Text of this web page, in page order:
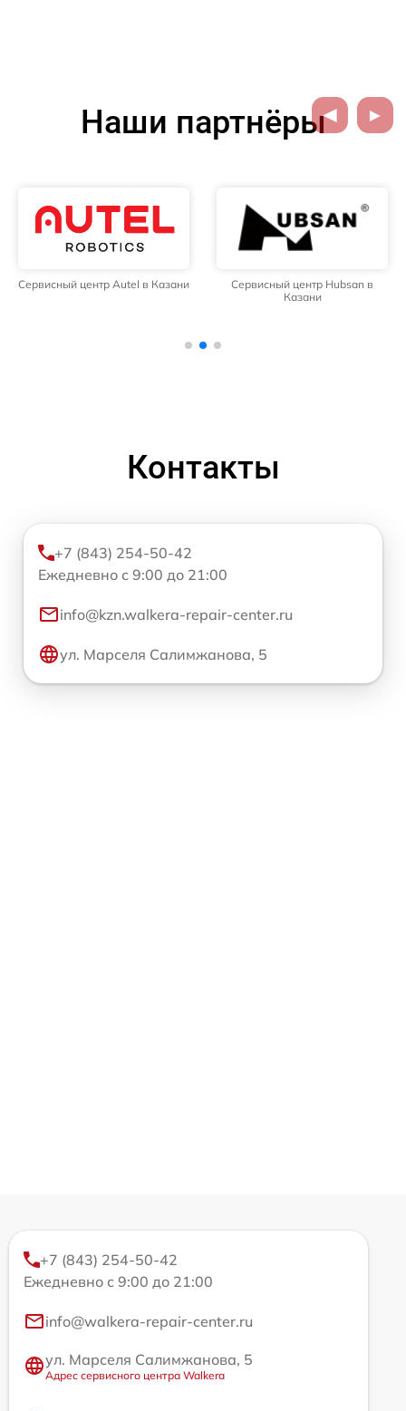
Наши партнёры
Сервисный центр Autel в Казани
Сервисный центр Hubsan в
Казани
Контакты
+7 (843) 254-50-42
Ежедневно с 9:00 до 21:00
info@kzn.walkera-repair-center.ru
ул. Марселя Салимжанова, 5
+7 (843) 254-50-42
Ежедневно с 9:00 до 21:00
info@walkera-repair-center.ru
ул. Марселя Салимжанова, 5
Адрес сервисного центра Walkera